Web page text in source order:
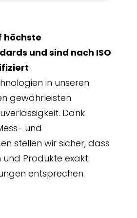
höchste
und sind nach ISO
in unseren
gewährleisten
Dank
und
stellen wir sicher, dass
Produkte exakt
entsprechen.